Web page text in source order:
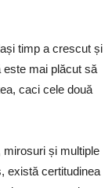
timp a crescut și
este mai plăcut să
caci cele două
mirosuri și multiple
există certitudinea